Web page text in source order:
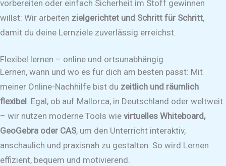
vorbereiten oder einfach Sicherheit im Stoff gewinnen
willst: Wir arbeiten zielgerichtet und Schritt für Schritt,
damit du deine Lernziele zuverlässig erreichst.
Flexibel lernen – online und ortsunabhängig
Lernen, wann und wo es für dich am besten passt: Mit
meiner Online-Nachhilfe bist du zeitlich und räumlich
flexibel. Egal, ob auf Mallorca, in Deutschland oder weltweit
– wir nutzen moderne Tools wie virtuelles Whiteboard,
GeoGebra oder CAS, um den Unterricht interaktiv,
anschaulich und praxisnah zu gestalten. So wird Lernen
effizient, bequem und motivierend.